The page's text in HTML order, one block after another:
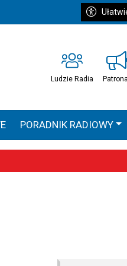
Ludzie Radia
PORADNIK RADIOWY
ZAMOŚĆ HEAVEN
diecezjalne statystyki